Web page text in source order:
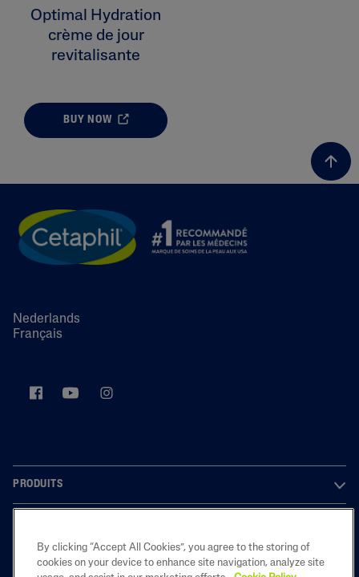
Skin Type
Product Lines
Optimal Hydration
crème de jour
revitalisante
BUY NOW
Nederlands
Français
PRODUITS
LEGAL
By clicking “Accept All Cookies”, you agree to the storing of
cookies on your device to enhance site navigation, analyze site